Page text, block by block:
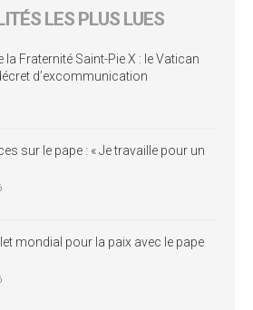
LES PLUS LUES
la Fraternité Saint-Pie X : le Vatican
d’excommunication
sur le pape : « Je travaille pour un
mondial pour la paix avec le pape